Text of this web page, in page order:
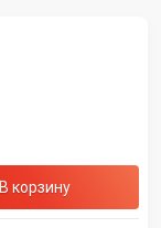
В корзину